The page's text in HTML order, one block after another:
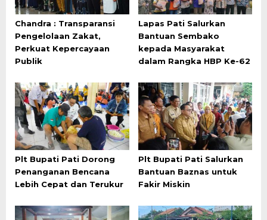
Chandra : Transparansi
Pengelolaan Zakat,
Perkuat Kepercayaan
Publik
Lapas Pati Salurkan
Bantuan Sembako
kepada Masyarakat
dalam Rangka HBP Ke-62
Plt Bupati Pati Dorong
Penanganan Bencana
Lebih Cepat dan Terukur
Plt Bupati Pati Salurkan
Bantuan Baznas untuk
Fakir Miskin